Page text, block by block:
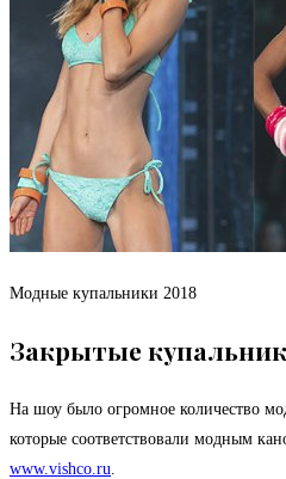
Модные купальники 2018
Закрытые
На шоу было огромное количество
которые соответствовали модным
www.vishco.ru